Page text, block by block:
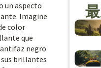
un aspecto
Imagine
color
que
negro
brillantes